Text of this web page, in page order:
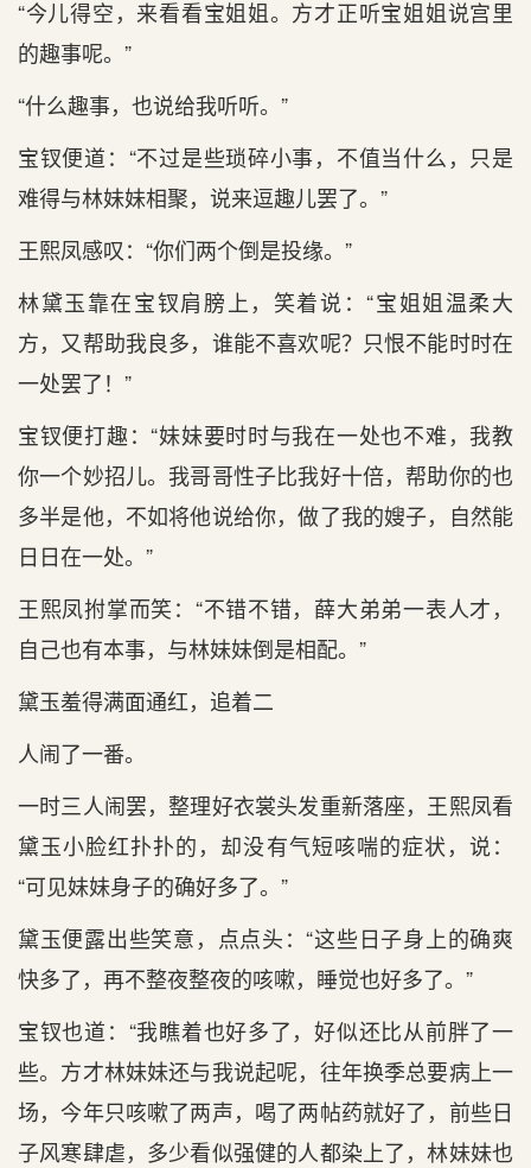
“今儿得空，来看看宝姐姐。方才正听宝姐姐说宫里
的趣事呢。”
“什么趣事，也说给我听听。”
宝钗便道：“不过是些琐碎小事，不值当什么，只是
难得与林妹妹相聚，说来逗趣儿罢了。”
王熙凤感叹：“你们两个倒是投缘。”
林黛玉靠在宝钗肩膀上，笑着说：“宝姐姐温柔大
方，又帮助我良多，谁能不喜欢呢？只恨不能时时在
一处罢了！”
宝钗便打趣：“妹妹要时时与我在一处也不难，我教
你一个妙招儿。我哥哥性子比我好十倍，帮助你的也
多半是他，不如将他说给你，做了我的嫂子，自然能
日日在一处。”
王熙凤拊掌而笑：“不错不错，薛大弟弟一表人才，
自己也有本事，与林妹妹倒是相配。”
黛玉羞得满面通红，追着二
人闹了一番。
一时三人闹罢，整理好衣裳头发重新落座，王熙凤看
黛玉小脸红扑扑的，却没有气短咳喘的症状，说：
“可见妹妹身子的确好多了。”
黛玉便露出些笑意，点点头：“这些日子身上的确爽
快多了，再不整夜整夜的咳嗽，睡觉也好多了。”
宝钗也道：“我瞧着也好多了，好似还比从前胖了一
些。方才林妹妹还与我说起呢，往年换季总要病上一
场，今年只咳嗽了两声，喝了两帖药就好了，前些日
子风寒肆虐，多少看似强健的人都染上了，林妹妹也